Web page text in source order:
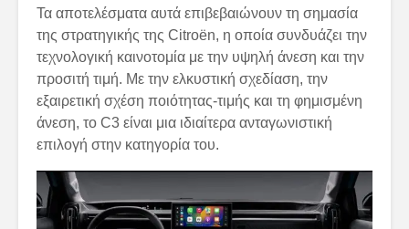
Τα αποτελέσματα αυτά επιβεβαιώνουν τη σημασία
της στρατηγικής της Citroën, η οποία συνδυάζει την
τεχνολογική καινοτομία με την υψηλή άνεση και την
προσιτή τιμή. Με την ελκυστική σχεδίαση, την
εξαιρετική σχέση ποιότητας-τιμής και τη φημισμένη
άνεση, το C3 είναι μια ιδιαίτερα ανταγωνιστική
επιλογή στην κατηγορία του.